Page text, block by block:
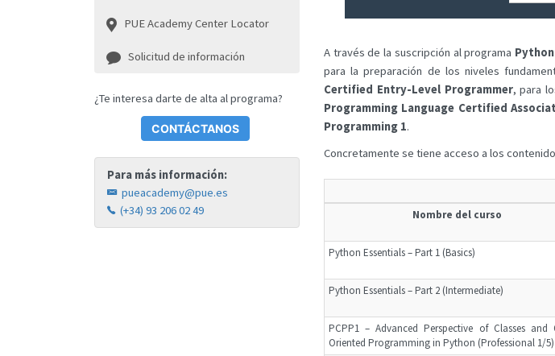
PUE Academy Center Locator
Solicitud de información
¿Te interesa darte de alta al programa?
CONTÁCTANOS
Para más información:
pueacademy@pue.es
(+34) 93 206 02 49
A través de la suscripción al programa
para la preparación de los niveles
Certified Entry-Level Programmer, para
Programming Language Certified
Programming 1.
Concretamente se tiene acceso a los
Nombre del curso
Python Essentials – Part 1 (Basics)
Python Essentials – Part 2 (Intermediate)
PCPP1 – Advanced Perspective of Classes and
Oriented Programming in Python (Professional 1/5)